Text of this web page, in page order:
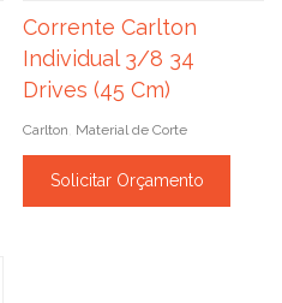
Corrente Carlton
Individual 3/8 34
Drives (45 Cm)
Carlton Material de Corte
Solicitar Orçamento